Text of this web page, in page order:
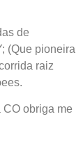
de
(Que pioneira
raiz
obriga me